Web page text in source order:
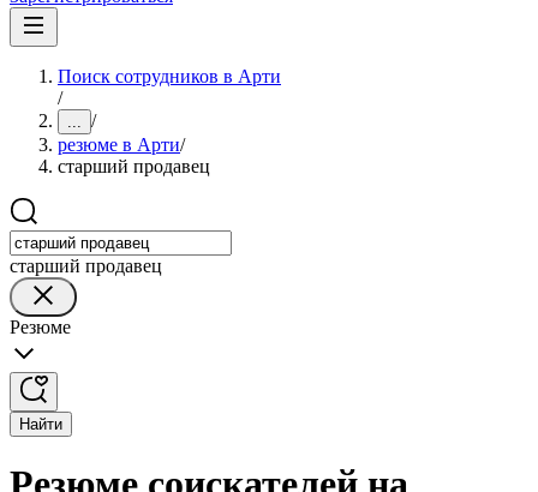
Поиск сотрудников в Арти
/
... /
резюме в Арти/
старший продавец
старший продавец
Резюме
Найти